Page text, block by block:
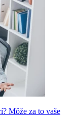
Môže za to vaše